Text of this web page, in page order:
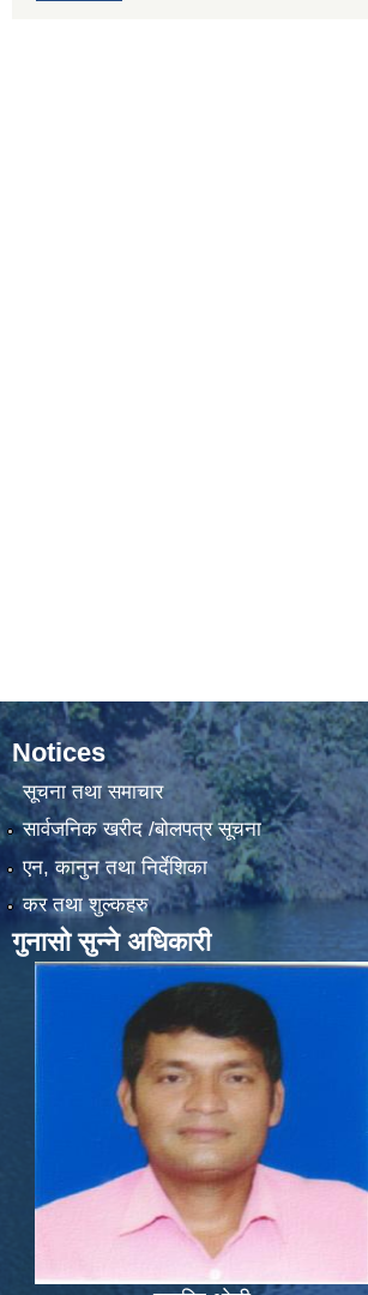
Notices
सूचना तथा समाचार
सार्वजनिक खरीद /बोलपत्र सूचना
एन, कानुन तथा निर्देशिका
कर तथा शुल्कहरु
गुनासो सुन्ने अधिकारी